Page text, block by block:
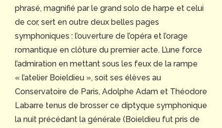
phrasé, magnifié par le grand solo de harpe et celui
de cor, sert en outre deux belles pages
symphoniques : l’ouverture de l’opéra et l’orage
romantique en clôture du premier acte. L’une force
l’admiration en mettant sous les feux de la rampe
« l’atelier Boieldieu », soit ses élèves au
Conservatoire de Paris, Adolphe Adam et Théodore
Labarre tenus de brosser ce diptyque symphonique
la nuit précédant la générale (Boieldieu fut pris de